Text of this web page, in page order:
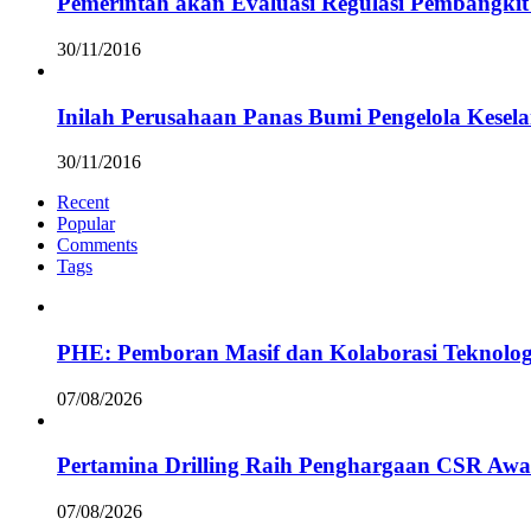
30/11/2016
Inilah Perusahaan Panas Bumi Pengelola
30/11/2016
Recent
Popular
Comments
Tags
PHE: Pemboran Masif dan Kolaborasi
07/08/2026
Pertamina Drilling Raih Penghargaan CSR
07/08/2026